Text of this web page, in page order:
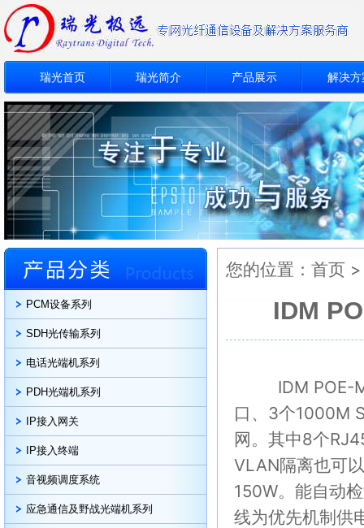
瑞光首页 瑞光简介 产品展示 解决方
PCM设备系列
SDH光传输系列
电话光端机系列
PDH光端机系列
IP接入网关
IP接入终端
音视频调度系统
应急通信及野战光端机系列
您的位置： 首页
IDM
IDM POE-M8
口、3个1000M
网。其中8个
VLAN隔离也可
150W。能自动
线为优先机制供